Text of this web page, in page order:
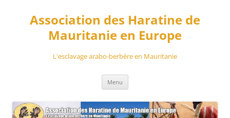
contenuAssociation des Haratine de
Mauritanie en Europe
L'esclavage arabo-berbère en Mauritanie
Menu